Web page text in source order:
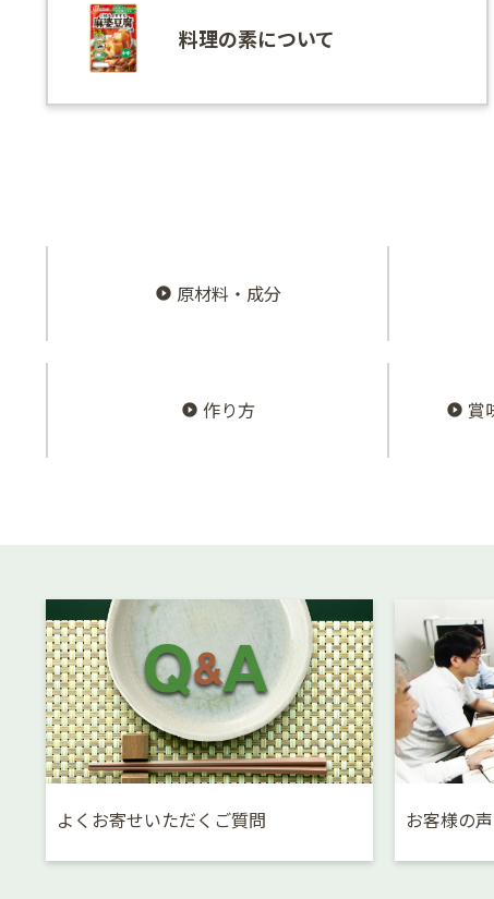
料理の素について
原材料・成分
作り方 賞
よくお寄せいただくご質問 お客様の